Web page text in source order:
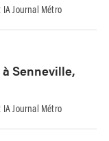
Journal Métro
Senneville,
Journal Métro